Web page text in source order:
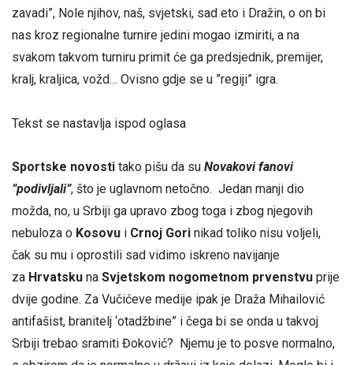
zavadi”, Nole njihov, naš, svjetski, sad eto i Dražin, o on bi
nas kroz regionalne turnire jedini mogao izmiriti, a na
svakom takvom turniru primit će ga predsjednik, premijer,
kralj, kraljica, vožd… Ovisno gdje se u ”regiji” igra.
Tekst se nastavlja ispod oglasa
Sportske novosti tako pišu da su Novakovi fanovi
”podivljali”, što je uglavnom netočno. Jedan manji dio
možda, no, u Srbiji ga upravo zbog toga i zbog njegovih
nebuloza o Kosovu i Crnoj Gori nikad toliko nisu voljeli,
čak su mu i oprostili sad vidimo iskreno navijanje
za Hrvatsku na Svjetskom nogometnom prvenstvu prije
dvije godine. Za Vučićeve medije ipak je Draža Mihailović
antifašist, branitelj ‘otadžbine” i čega bi se onda u takvoj
Srbiji trebao sramiti Đoković? Njemu je to posve normalno,